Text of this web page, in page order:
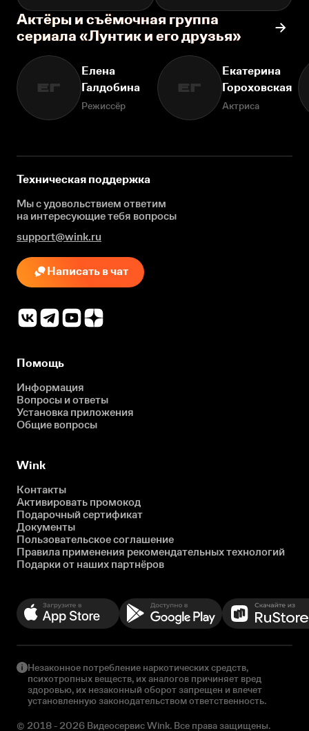
Актёры и съёмочная группа
сериала «Лунтик и его друзья»
ЕГ
Елена
Галдобина
Режиссёр
ЕГ
Екатерина
Гороховская
Актриса
Техническая поддержка
Мы с удовольствием ответим
на интересующиетебя вопросы
support@wink.ru
Написать в чат
Помощь
Информация
Вопросы и ответы
Установка приложения
Общие вопросы
Wink
Контакты
Активировать промокод
Подарочный сертификат
Документы
Пользовательское соглашение
Правила применения рекомендательных технологий
Подарки от наших партнёров
Незаконное потребление наркотических средств,
психотропных веществ, их аналогов причиняет вред
здоровью, их незаконный оборот запрещен и влечет
установленную законодательством ответственность.
© 2018 - 2026 Видеосервис Wink. Все права защищены.